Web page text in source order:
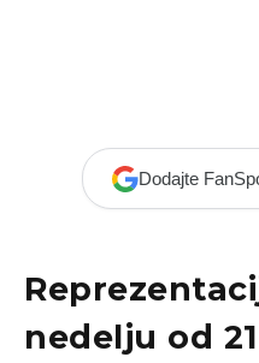
Dodajte
nedelju od